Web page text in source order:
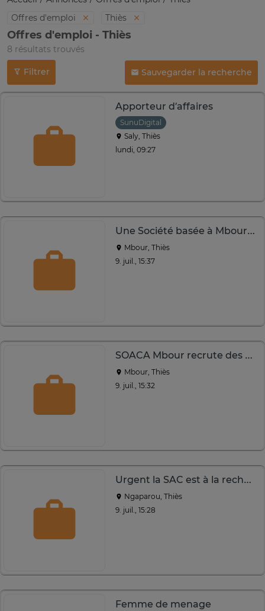
Offres d'emploi
Thiès
Offres d'emploi - Thiès
8 résultats trouvés
Filtrer Sauvegarder la recherche
Apporteur d’affaires
SunuDigital
Saly, Thiès
lundi, 09:27
Une Société basée à Mbour recrute des commerciaux
Mbour, Thiès
9. juil., 15:37
SOACA Mbour recrute des agents communautaires
Mbour, Thiès
9. juil., 15:32
Urgent la SAC est à la recherche de 6 Commerciaux
Ngaparou, Thiès
9. juil., 15:28
Femme de menage